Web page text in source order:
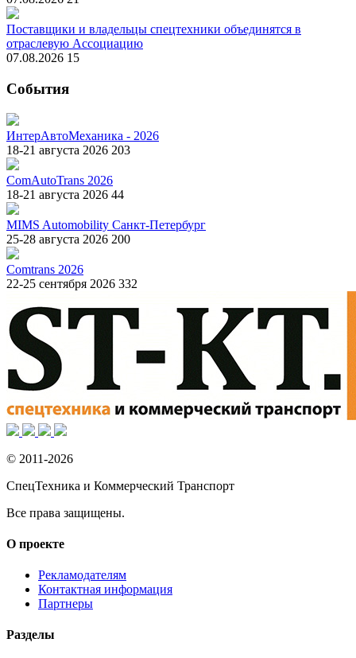
Поставщики и владельцы спецтехники объединятся в
отраслевую Ассоциацию
07.08.2026 15
События
ИнтерАвтоМеханика - 2026
18-21 августа 2026 203
ComAutoTrans 2026
18-21 августа 2026 44
MIMS Automobility Санкт-Петербург
25-28 августа 2026 200
Comtrans 2026
22-25 сентября 2026 332
© 2011-2026
СпецТехника и Коммерческий Транспорт
Все права защищены.
О проекте
Рекламодателям
Контактная информация
Партнеры
Разделы